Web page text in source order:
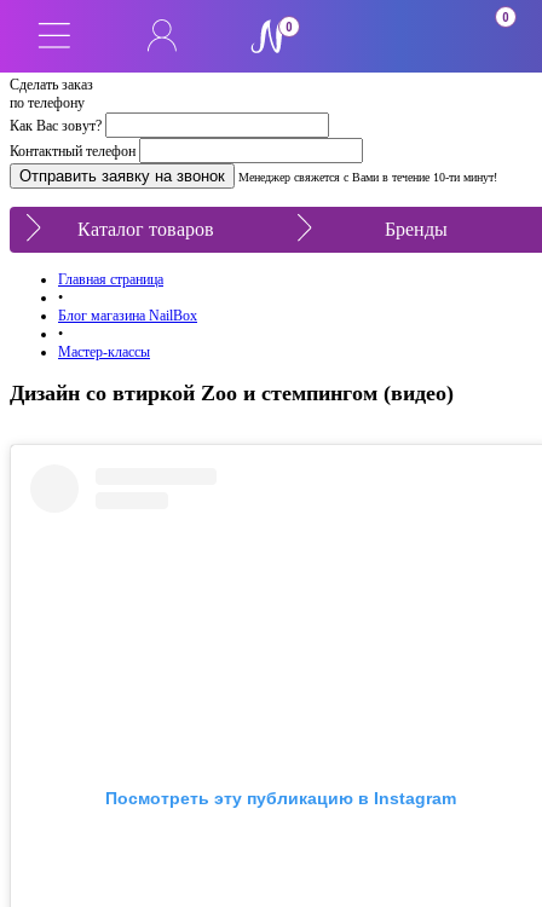
Сделать заказ
по телефону
Как Вас зовут?
Контактный телефон
Менеджер свяжется с Вами в течение 10-ти минут!
0
0
Каталог товаров Бренды
Главная страница
•
Блог магазина NailBox
•
Мастер-классы
Дизайн со втиркой Zoo и стемпингом (видео)
Посмотреть эту публикацию в Instagram